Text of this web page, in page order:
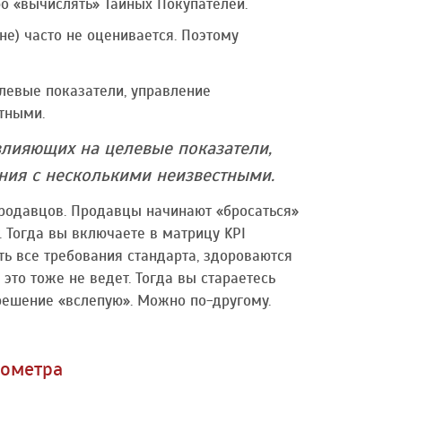
часто не оценивается. Поэтому
показатели, управление
на целевые показатели,
с несколькими неизвестными.
Продавцы начинают «бросаться»
вы включаете в матрицу KPI
все требования стандарта, здороваются
тоже не ведет. Тогда вы стараетесь
«вслепую». Можно по-другому.